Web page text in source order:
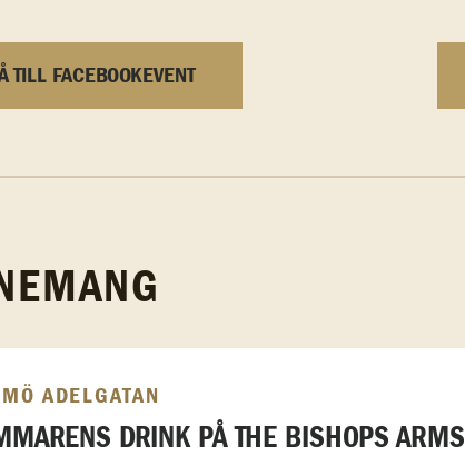
TILL FACEBOOKEVENT
ADELGATAN
DRINK PÅ THE BISHOPS ARMS